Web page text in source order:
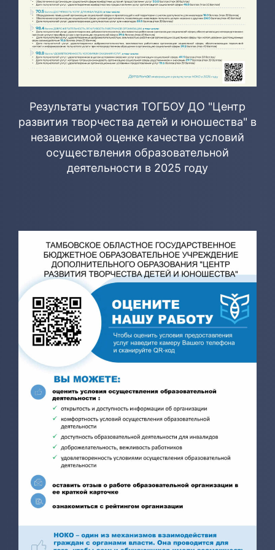
Результаты участия ТОГБОУ ДО "Центр
развития творчества детей и юношества" в
независимой оценке качества условий
осуществления образовательной
деятельности в 2025 году